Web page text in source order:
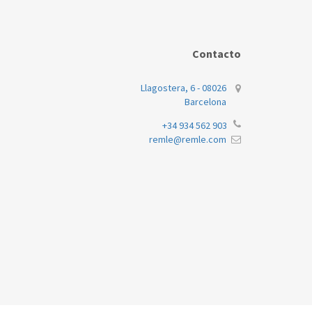
Contacto
Llagostera, 6 - 08026
Barcelona
+34 934 562 903
remle@remle.com